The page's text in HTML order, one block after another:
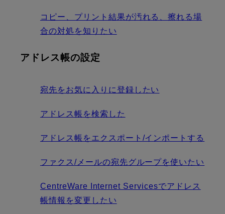
コピー、プリント結果が汚れる、擦れる場
合の対処を知りたい
アドレス帳の設定
宛先をお気に入りに登録したい
アドレス帳を検索した
アドレス帳をエクスポート/インポートする
ファクス/メールの宛先グループを使いたい
CentreWare Internet Servicesでアドレス
帳情報を変更したい